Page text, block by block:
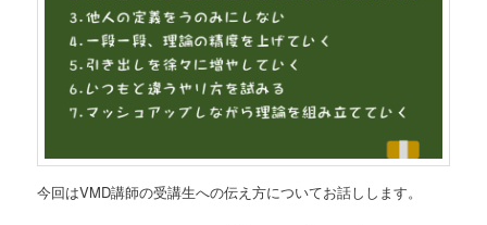
今回はVMD講師の受講生への伝え方についてお話しします。